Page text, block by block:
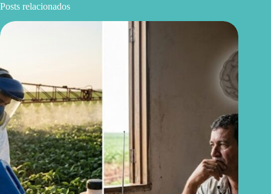
Posts relacionados